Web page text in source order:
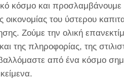
κόσμο και προσλαμβάνουμε
οικονομίας του ύστερου
Ζούμε την ολική
της πληροφορίας, της
από ένα κόσμο